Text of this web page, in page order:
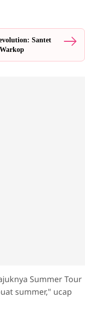
Santet
Summer Tour
summer," ucap